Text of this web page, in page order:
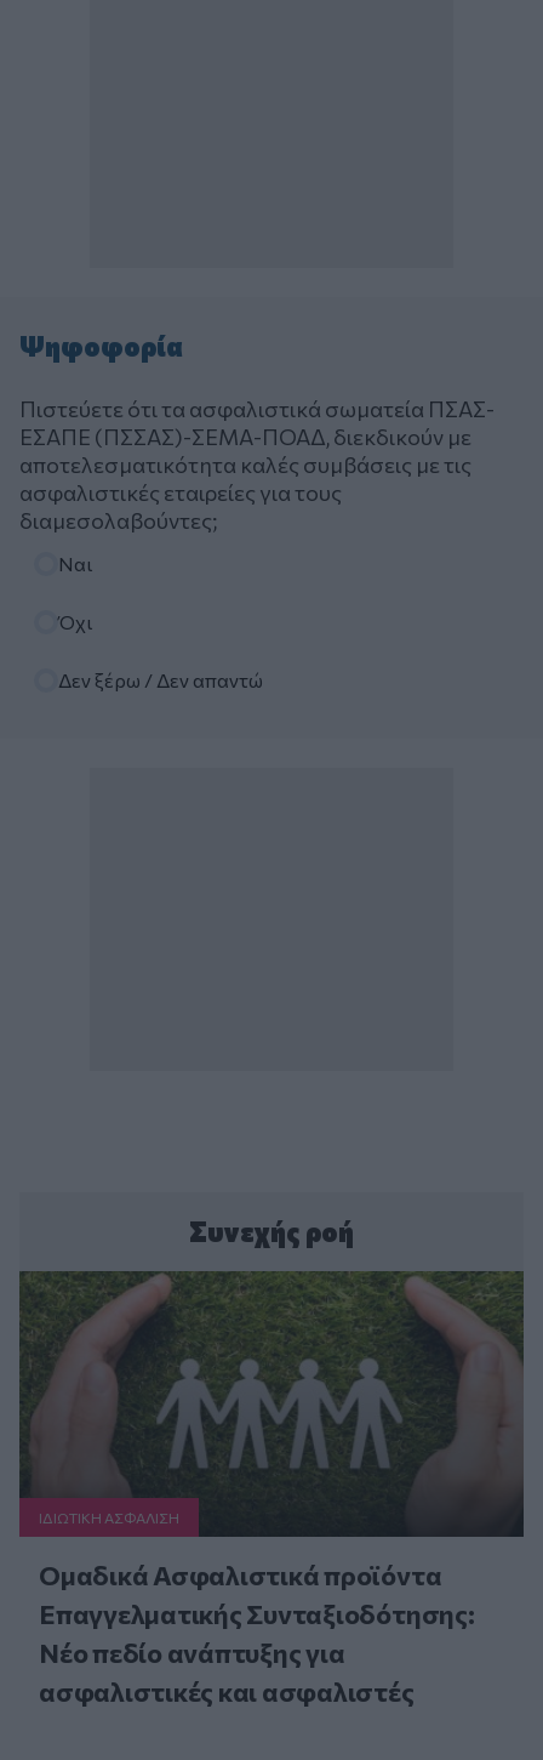
Ψηφοφορία
Πιστεύετε ότι τα ασφαλιστικά σωματεία ΠΣΑΣ-
ΕΣΑΠΕ (ΠΣΣΑΣ)-ΣΕΜΑ-ΠΟΑΔ, διεκδικούν με
αποτελεσματικότητα καλές συμβάσεις με τις
ασφαλιστικές εταιρείες για τους
διαμεσολαβούντες;
Ναι
Όχι
Δεν ξέρω / Δεν απαντώ
Συνεχής ροή
ΙΔΙΩΤΙΚΗ ΑΣΦAΛΙΣΗ
Ομαδικά Ασφαλιστικά προϊόντα
Επαγγελματικής Συνταξιοδότησης:
Νέο πεδίο ανάπτυξης για
ασφαλιστικές και ασφαλιστές